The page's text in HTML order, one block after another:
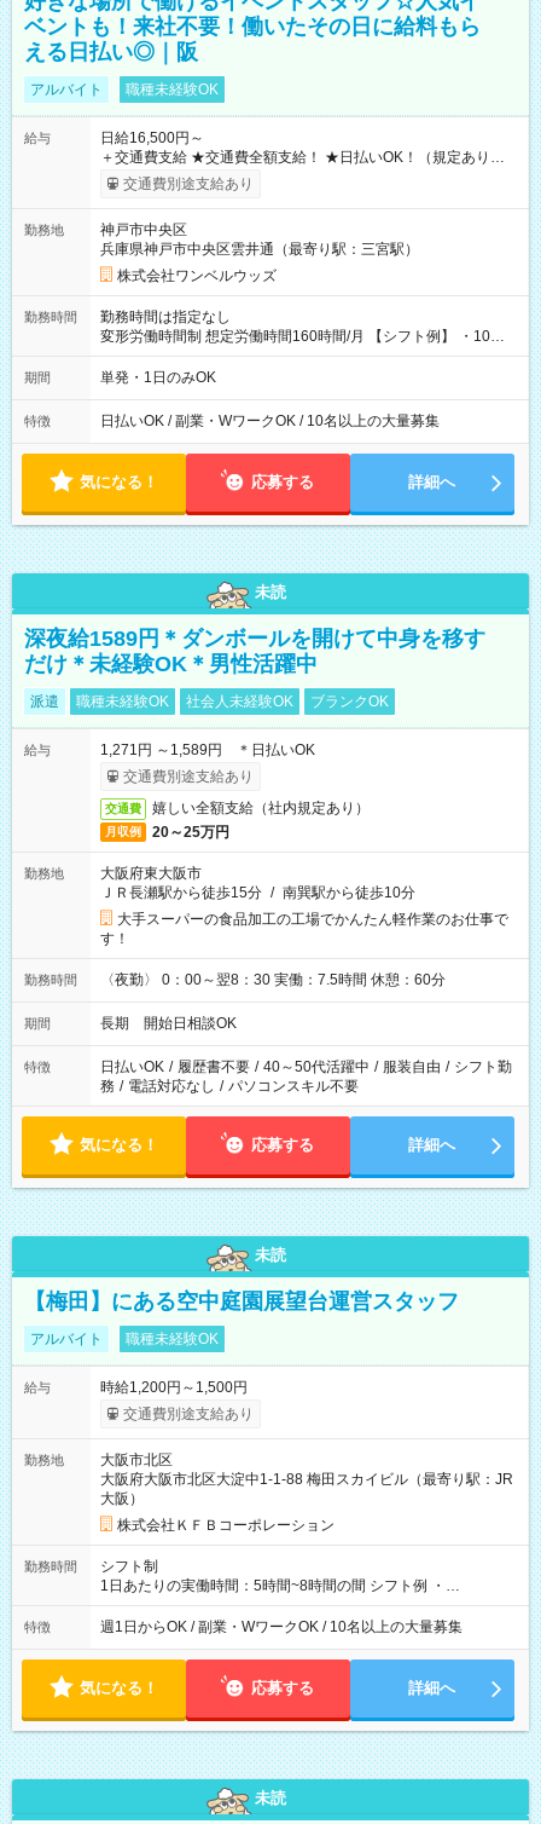
ベントも！来社不要！働いたその日に給料もら
える日払い◎｜阪
アルバイト 職種未経験OK
給与
日給16,500円～
＋交通費支給 ★交通費全額支給！ ★日払いOK！（規定あり） ┗
働いたその日に現金GET♪ お仕事後はコンビニATMから 日払
交通費別途支給あり
勤務地
神戸市中央区
兵庫県神戸市中央区雲井通（最寄り駅：三宮駅）
株式会社ワンベルウッズ
勤務時間
勤務時間は指定なし
変形労働時間制 想定労働時間160時間/月 【シフト例】 ・10：
00～20：00
期間 単発・1日のみOK
特徴 日払いOK / 副業・WワークOK / 10名以上の大量募集
気になる！ 応募する 詳細へ
未読
深夜給1589円＊ダンボールを開けて中身を移す
だけ＊未経験OK＊男性活躍中
派遣 職種未経験OK 社会人未経験OK ブランクOK
給与
1,271円 ～1,589円 ＊日払いOK
交通費別途支給あり
交通費 嬉しい全額支給（社内規定あり）
月収例 20～25万円
勤務地
大阪府東大阪市
ＪＲ長瀬駅から徒歩15分 / 南巽駅から徒歩10分
大手スーパーの食品加工の工場でかんたん軽作業のお仕事で
す！
勤務時間 〈夜勤〉 0：00～翌8：30 実働：7.5時間 休憩：60分
期間 長期 開始日相談OK
特徴 日払いOK / 履歴書不要 / 40～50代活躍中 / 服装自由 / シフト勤
務 / 電話対応なし / パソコンスキル不要
気になる！ 応募する 詳細へ
未読
【梅田】にある空中庭園展望台運営スタッフ
アルバイト 職種未経験OK
給与
時給1,200円～1,500円
交通費別途支給あり
勤務地
大阪市北区
大阪府大阪市北区大淀中1-1-88 梅田スカイビル（最寄り駅：JR
大阪）
株式会社ＫＦＢコーポレーション
勤務時間
シフト制
1日あたりの実働時間：5時間~8時間の間 シフト例 ・
9:30~18:00 実働7.5時間 ・9:30~14:30 実働5時間 ・
16:00~21:30 実働5.5時間
特徴 週1日からOK / 副業・WワークOK / 10名以上の大量募集
気になる！ 応募する 詳細へ
未読